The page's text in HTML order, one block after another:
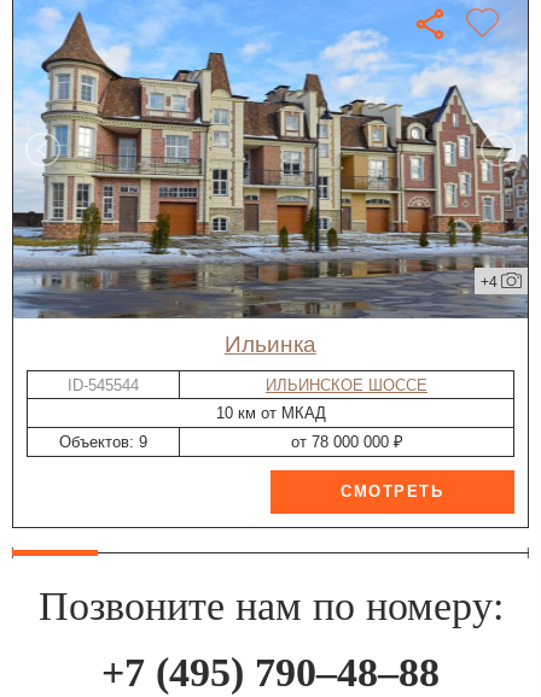
+4
Ильинка
ID-545544
ИЛЬИНСКОЕ ШОССЕ
10 км от МКАД
Объектов: 9
от 78 000 000 ₽
Позвоните нам по номеру:
+7 (495) 790–48–88